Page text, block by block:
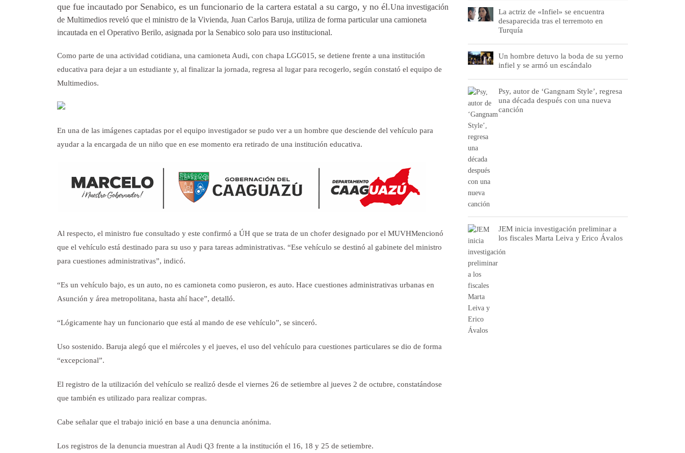
que fue incautado por Senabico, es un funcionario de la cartera estatal a su cargo, y no él.Una investigación
de Multimedios reveló que el ministro de la Vivienda, Juan Carlos Baruja, utiliza de forma particular una camioneta
incautada en el Operativo Berilo, asignada por la Senabico solo para uso institucional.
Como parte de una actividad cotidiana, una camioneta Audi, con chapa LGG015, se detiene frente a una institución
educativa para dejar a un estudiante y, al finalizar la jornada, regresa al lugar para recogerlo, según constató el equipo de
Multimedios.
En una de las imágenes captadas por el equipo investigador se pudo ver a un hombre que desciende del vehículo para
ayudar a la encargada de un niño que en ese momento era retirado de una institución educativa.
Al respecto, el ministro fue consultado y este confirmó a ÚH que se trata de un chofer designado por el MUVHMencionó
que el vehículo está destinado para su uso y para tareas administrativas. “Ese vehículo se destinó al gabinete del ministro
para cuestiones administrativas”, indicó.
“Es un vehículo bajo, es un auto, no es camioneta como pusieron, es auto. Hace cuestiones administrativas urbanas en
Asunción y área metropolitana, hasta ahí hace”, detalló.
“Lógicamente hay un funcionario que está al mando de ese vehículo”, se sinceró.
Uso sostenido. Baruja alegó que el miércoles y el jueves, el uso del vehículo para cuestiones particulares se dio de forma
“excepcional”.
El registro de la utilización del vehículo se realizó desde el viernes 26 de setiembre al jueves 2 de octubre, constatándose
que también es utilizado para realizar compras.
Cabe señalar que el trabajo inició en base a una denuncia anónima.
Los registros de la denuncia muestran al Audi Q3 frente a la institución el 16, 18 y 25 de setiembre.
La actriz de «Infiel» se encuentra
desaparecida tras el terremoto en
Turquía
Un hombre detuvo la boda de su yerno
infiel y se armó un escándalo
Psy, autor de ‘Gangnam Style’, regresa
una década después con una nueva
canción
JEM inicia investigación preliminar a
los fiscales Marta Leiva y Erico Ávalos